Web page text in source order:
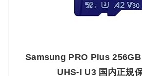
Samsung PRO Plus
UHS-I U3 国内正規